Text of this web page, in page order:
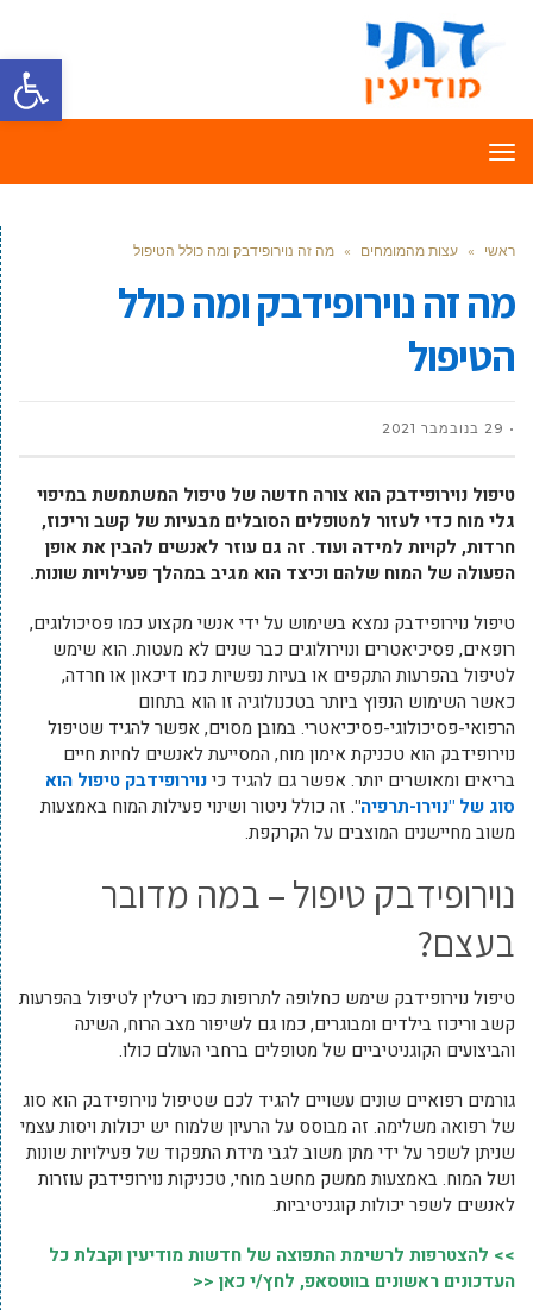
פתח
תפריט
ראשי » עצות מהמומחים » מה זה נוירופידבק ומה כולל הטיפול
מה זה נוירופידבק ומה כולל
הטיפול
29 בנובמבר 2021
טיפול נוירופידבק הוא צורה חדשה של טיפול המשתמשת במיפוי
גלי מוח כדי לעזור למטופלים הסובלים מבעיות של קשב וריכוז,
חרדות, לקויות למידה ועוד. זה גם עוזר לאנשים להבין את אופן
הפעולה של המוח שלהם וכיצד הוא מגיב במהלך פעילויות שונות.
טיפול נוירופידבק נמצא בשימוש על ידי אנשי מקצוע כמו פסיכולוגים,
רופאים, פסיכיאטרים ונוירולוגים כבר שנים לא מעטות. הוא שימש
לטיפול בהפרעות התקפים או בעיות נפשיות כמו דיכאון או חרדה,
כאשר השימוש הנפוץ ביותר בטכנולוגיה זו הוא בתחום
הרפואי-פסיכולוגי-פסיכיאטרי. במובן מסוים, אפשר להגיד שטיפול
נוירופידבק הוא טכניקת אימון מוח, המסייעת לאנשים לחיות חיים
בריאים ומאושרים יותר. אפשר גם להגיד כינוירופידבק טיפול הוא
סוג של "נוירו-תרפיה". זה כולל ניטור ושינוי פעילות המוח באמצעות
משוב מחיישנים המוצבים על הקרקפת.
נוירופידבק טיפול – במה מדובר
בעצם?
טיפול נוירופידבק שימש כחלופה לתרופות כמו ריטלין לטיפול בהפרעות
קשב וריכוז בילדים ומבוגרים, כמו גם לשיפור מצב הרוח, השינה
והביצועים הקוגניטיביים של מטופלים ברחבי העולם כולו.
גורמים רפואיים שונים עשויים להגיד לכם שטיפול נוירופידבק הוא סוג
של רפואה משלימה. זה מבוסס על הרעיון שלמוח יש יכולות ויסות עצמי
שניתן לשפר על ידי מתן משוב לגבי מידת התפקוד של פעילויות שונות
ושל המוח. באמצעות ממשק מחשב מוחי, טכניקות נוירופידבק עוזרות
לאנשים לשפר יכולות קוגניטיביות.
>> להצטרפות לרשימת התפוצה של חדשות מודיעין וקבלת כל
העדכונים ראשונים בווטסאפ, לחץ/י כאן <<